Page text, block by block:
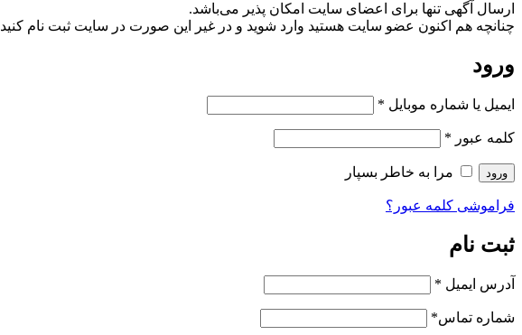
ارسال آگهی تنها برای اعضای سایت امکان پذیر می‌باشد.
چنانچه هم‌ اکنون عضو سایت هستید وارد شوید و در غیر این صورت در سایت ثبت نام کنید
ورود
ایمیل یا شماره موبایل *
کلمه عبور *
ورود مرا به خاطر بسپار
فراموشی کلمه عبور؟
ثبت نام
آدرس ایمیل *
شماره تماس*